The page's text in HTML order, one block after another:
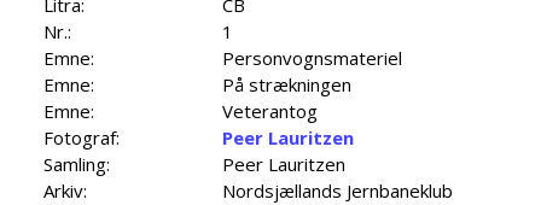
Litra:
CB
Nr.:
1
Emne:
Personvognsmateriel
Emne:
På strækningen
Emne:
Veterantog
Fotograf:
Peer Lauritzen
Samling:
Peer Lauritzen
Arkiv:
Nordsjællands Jernbaneklub